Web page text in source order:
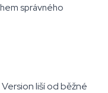
správného
liší od běžné